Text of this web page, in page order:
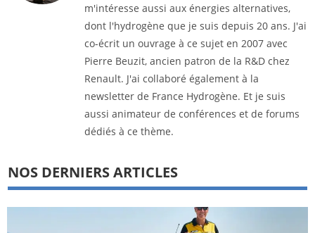
m'intéresse aussi aux énergies alternatives,
dont l'hydrogène que je suis depuis 20 ans. J'ai
co-écrit un ouvrage à ce sujet en 2007 avec
Pierre Beuzit, ancien patron de la R&D chez
Renault. J'ai collaboré également à la
newsletter de France Hydrogène. Et je suis
aussi animateur de conférences et de forums
dédiés à ce thème.
NOS DERNIERS ARTICLES